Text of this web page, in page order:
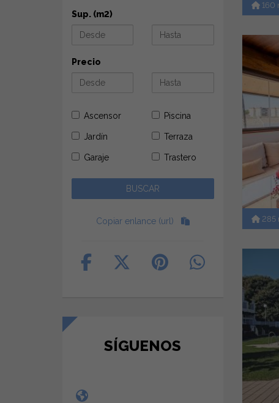
160
285
Sup. (m2)
Precio
Ascensor Piscina
Jardín Terraza
Garaje Trastero
Copiar enlance (url)
SÍGUENOS